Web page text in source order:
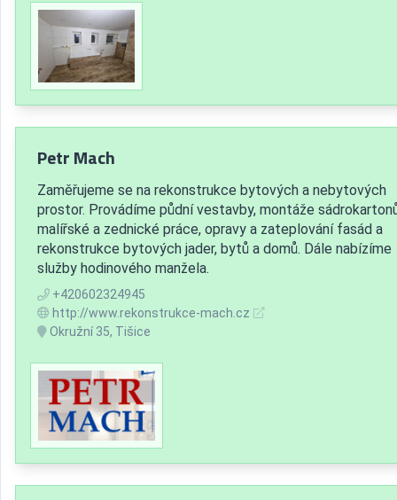
Petr Mach
Zaměřujeme se na rekonstrukce bytových a nebytových
prostor. Provádíme půdní vestavby, montáže
malířské a zednické práce, opravy a zateplování fasád a
rekonstrukce bytových jader, bytů a domů. Dále nabízíme
služby hodinového manžela.
+420602324945
http://www.rekonstrukce-mach.cz
Okružní 35, Tišice